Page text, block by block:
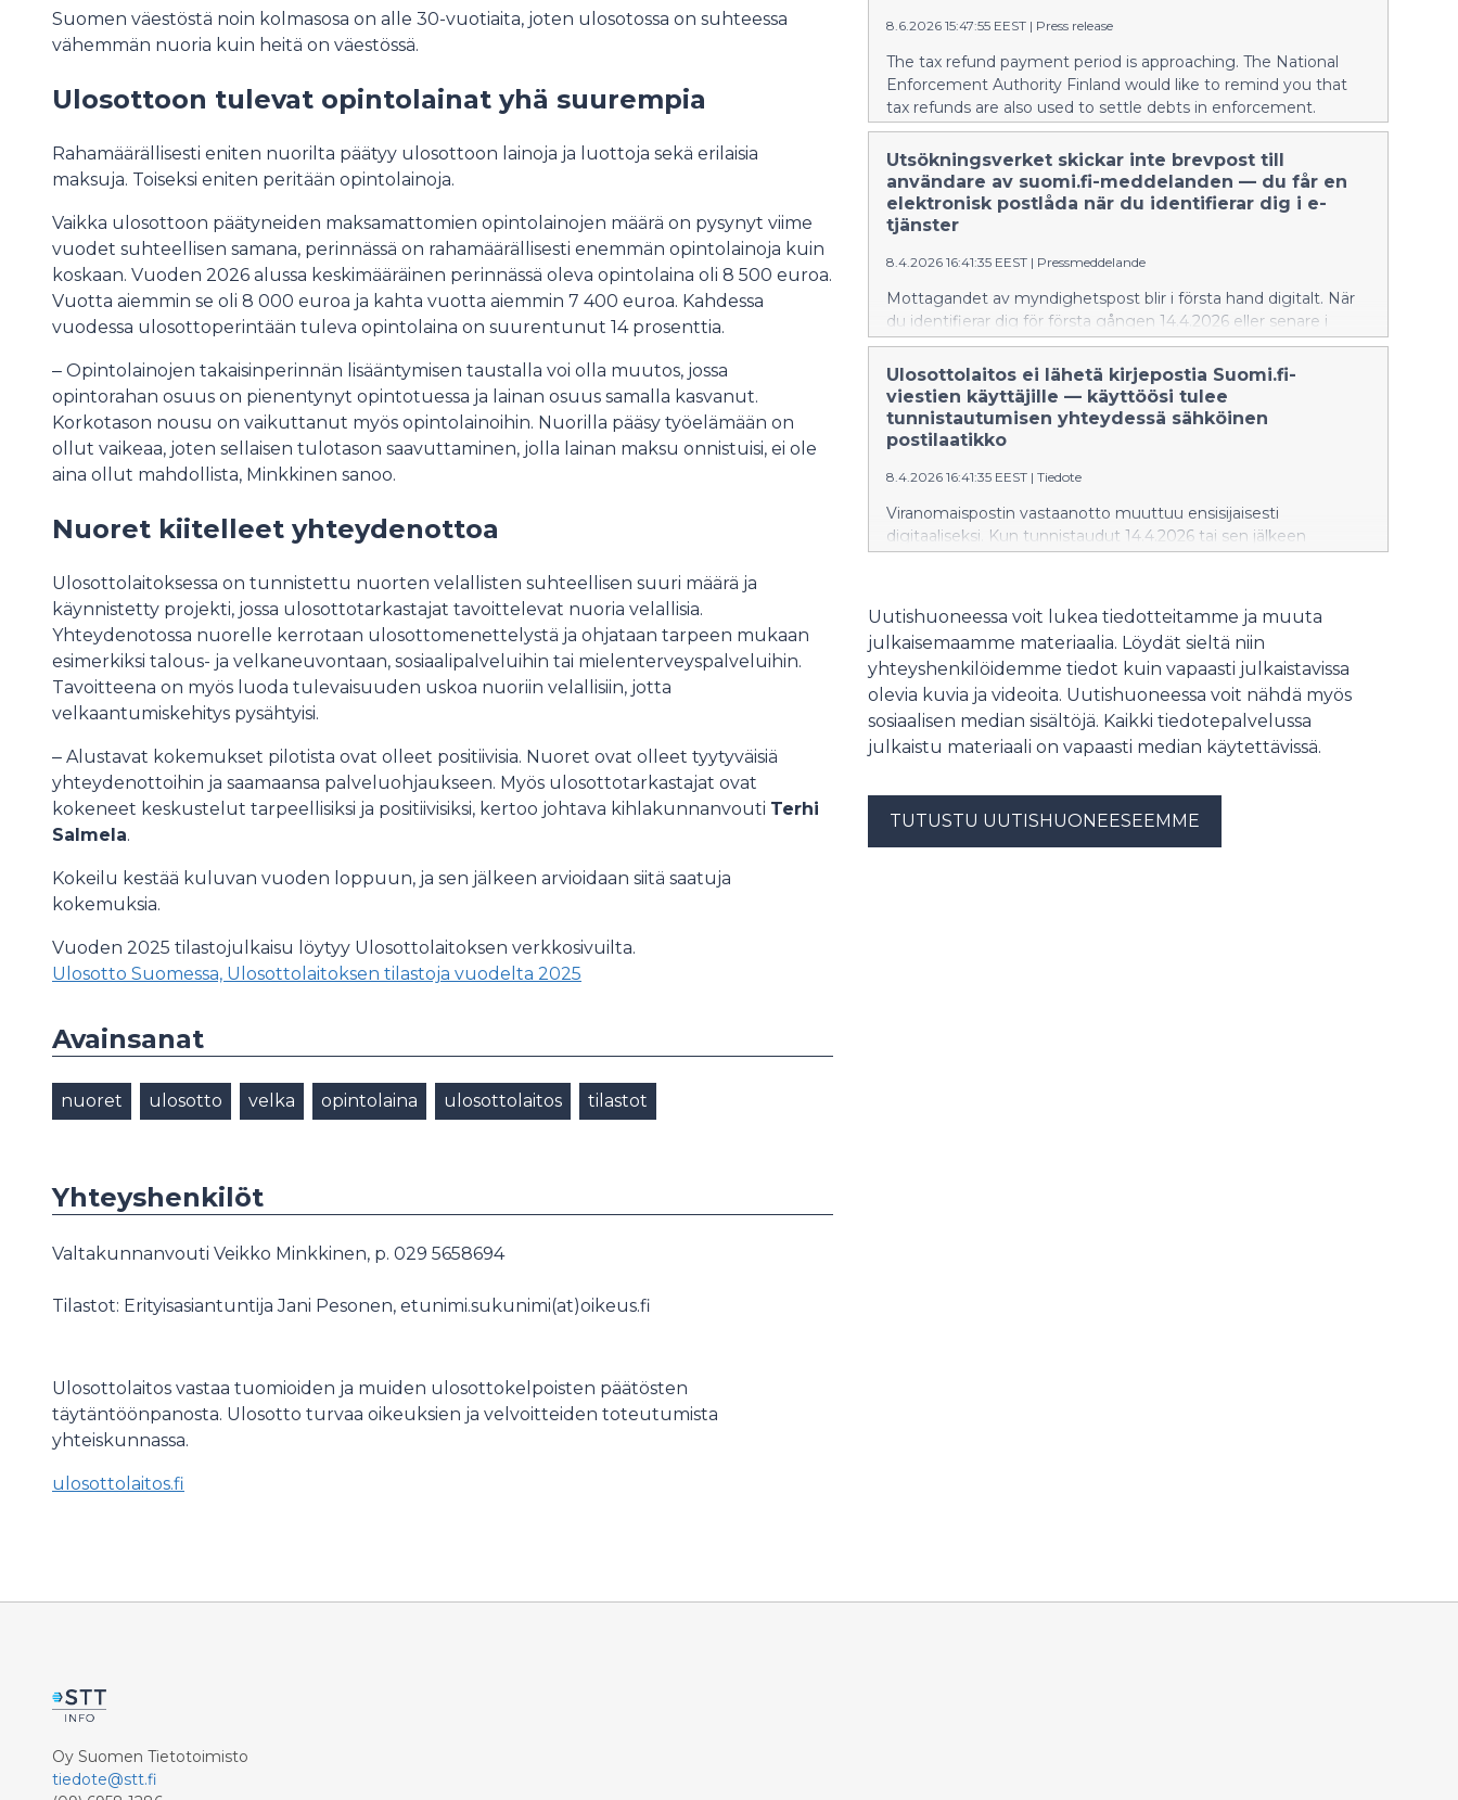
Suomen väestöstä noin kolmasosa on alle 30-vuotiaita, joten ulosotossa on suhteessa
vähemmän nuoria kuin heitä on väestössä.
Ulosottoon tulevat opintolainat yhä suurempia
Rahamäärällisesti eniten nuorilta päätyy ulosottoon lainoja ja luottoja sekä erilaisia
maksuja. Toiseksi eniten peritään opintolainoja.
Vaikka ulosottoon päätyneiden maksamattomien opintolainojen määrä on pysynyt viime
vuodet suhteellisen samana, perinnässä on rahamäärällisesti enemmän opintolainoja kuin
koskaan. Vuoden 2026 alussa keskimääräinen perinnässä oleva opintolaina oli 8 500 euroa.
Vuotta aiemmin se oli 8 000 euroa ja kahta vuotta aiemmin 7 400 euroa. Kahdessa
vuodessa ulosottoperintään tuleva opintolaina on suurentunut 14 prosenttia.
‒ Opintolainojen takaisinperinnän lisääntymisen taustalla voi olla muutos, jossa
opintorahan osuus on pienentynyt opintotuessa ja lainan osuus samalla kasvanut.
Korkotason nousu on vaikuttanut myös opintolainoihin. Nuorilla pääsy työelämään on
ollut vaikeaa, joten sellaisen tulotason saavuttaminen, jolla lainan maksu onnistuisi, ei ole
aina ollut mahdollista, Minkkinen sanoo.
Nuoret kiitelleet yhteydenottoa
Ulosottolaitoksessa on tunnistettu nuorten velallisten suhteellisen suuri määrä ja
käynnistetty projekti, jossa ulosottotarkastajat tavoittelevat nuoria velallisia.
Yhteydenotossa nuorelle kerrotaan ulosottomenettelystä ja ohjataan tarpeen mukaan
esimerkiksi talous- ja velkaneuvontaan, sosiaalipalveluihin tai mielenterveyspalveluihin.
Tavoitteena on myös luoda tulevaisuuden uskoa nuoriin velallisiin, jotta
velkaantumiskehitys pysähtyisi.
‒ Alustavat kokemukset pilotista ovat olleet positiivisia. Nuoret ovat olleet tyytyväisiä
yhteydenottoihin ja saamaansa palveluohjaukseen. Myös ulosottotarkastajat ovat
kokeneet keskustelut tarpeellisiksi ja positiivisiksi, kertoo johtava kihlakunnanvouti Terhi
Salmela.
Kokeilu kestää kuluvan vuoden loppuun, ja sen jälkeen arvioidaan siitä saatuja
kokemuksia.
Vuoden 2025 tilastojulkaisu löytyy Ulosottolaitoksen verkkosivuilta.
Ulosotto Suomessa, Ulosottolaitoksen tilastoja vuodelta 2025
Avainsanat
nuoret ulosotto velka opintolaina ulosottolaitos tilastot
Yhteyshenkilöt
Valtakunnanvouti Veikko Minkkinen, p. 029 5658694
Tilastot: Erityisasiantuntija Jani Pesonen, etunimi.sukunimi(at)oikeus.fi
Ulosottolaitos vastaa tuomioiden ja muiden ulosottokelpoisten päätösten
täytäntöönpanosta. Ulosotto turvaa oikeuksien ja velvoitteiden toteutumista
yhteiskunnassa.
ulosottolaitos.fi
8.6.2026 15:47:55 EEST | Press release
The tax refund payment period is approaching. The National
Enforcement Authority Finland would like to remind you that
tax refunds are also used to settle debts in enforcement.
Utsökningsverket skickar inte brevpost till
användare av suomi.fi-meddelanden — du får en
elektronisk postlåda när du identifierar dig i e-
tjänster
8.4.2026 16:41:35 EEST | Pressmeddelande
Mottagandet av myndighetspost blir i första hand digitalt. När
du identifierar dig för första gången 14.4.2026 eller senare i
utsökningens eller någon annan myndighets e-tjänst styrs du
att ta i bruk Suomi.fi-meddelanden. I fortsättningen kommer
posten från flera myndigheter hit. Suomi.fi-meddelanden
ersätter myndigheternas papperspost: samma brev kommer
inte hem till dig senare.
Ulosottolaitos ei lähetä kirjepostia Suomi.fi-
viestien käyttäjille — käyttöösi tulee
tunnistautumisen yhteydessä sähköinen
postilaatikko
8.4.2026 16:41:35 EEST | Tiedote
Viranomaispostin vastaanotto muuttuu ensisijaisesti
digitaaliseksi. Kun tunnistaudut 14.4.2026 tai sen jälkeen
ensimmäisen kerran ulosoton tai jonkin muun viranomaisen
viestit käyttöön. Jatkossa saat sinne postia ulosoton kirjeiden
lisäksi useilta viranomaisilta. Suomi.fi-viestit korvaa viranomaisilta
saapuvan paperipostin: sama asia ei saavu enää myöhemmin
kirjeenä kotiin.
Uutishuoneessa voit lukea tiedotteitamme ja muuta
julkaisemaamme materiaalia. Löydät sieltä niin
yhteyshenkilöidemme tiedot kuin vapaasti julkaistavissa
olevia kuvia ja videoita. Uutishuoneessa voit nähdä myös
sosiaalisen median sisältöjä. Kaikki tiedotepalvelussa
julkaistu materiaali on vapaasti median käytettävissä.
TUTUSTU UUTISHUONEESEEMME
Oy Suomen Tietotoimisto
tiedote@stt.fi